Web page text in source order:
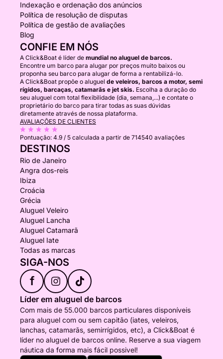
Indexação e ordenação dos anúncios
Política de resolução de disputas
Política de gestão de avaliações
Blog
CONFIE EM NÓS
A Click&Boat é líder de mundial no aluguel de barcos.
Encontre um barco para alugar por preços muito baixos ou
proponha seu barco para alugar de forma a rentabilizá-lo.
A Click&Boat propõe o aluguel de veleiros, barcos a motor, semi
rígidos, barcaças, catamarãs e jet skis. Escolha a duração do
seu aluguel com total flexibilidade (dia, semana,...) e contate o
proprietário do barco para tirar todas as suas dúvidas
diretamente através de nossa plataforma.
AVALIAÇÕES DE CLIENTES
Pontuação: 4.9 / 5 calculada a partir de 714540 avaliações
DESTINOS
Rio de Janeiro
Angra dos-reis
Ibiza
Croácia
Grécia
Aluguel Veleiro
Aluguel Lancha
Aluguel Catamarã
Aluguel Iate
Todas as marcas
SIGA-NOS
f
Líder em aluguel de barcos
Com mais de 55.000 barcos particulares disponíveis
para aluguel com ou sem capitão (iates, veleiros,
lanchas, catamarãs, semirrígidos, etc), a Click&Boat é
líder no aluguel de barcos online. Reserve a sua viagem
náutica da forma mais fácil possivel!